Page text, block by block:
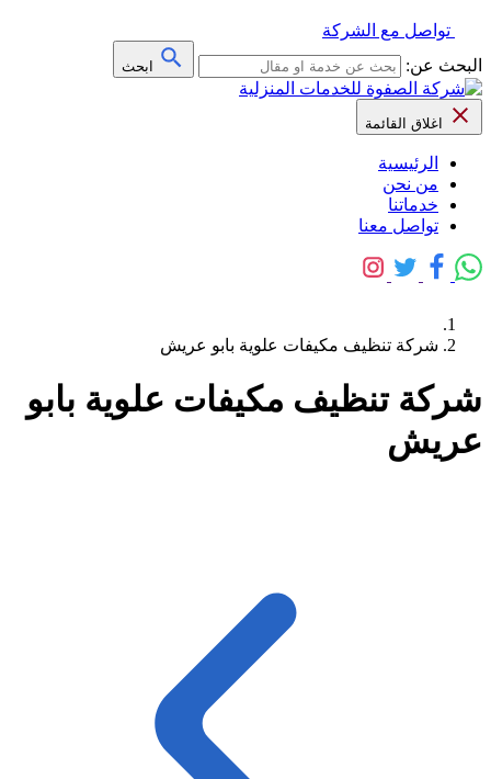
تواصل مع الشركة
البحث عن:
ابحث
اغلاق القائمة
الرئيسية
من نحن
خدماتنا
تواصل معنا
شركة تنظيف مكيفات علوية بابو عريش
شركة تنظيف مكيفات علوية بابو
عريش